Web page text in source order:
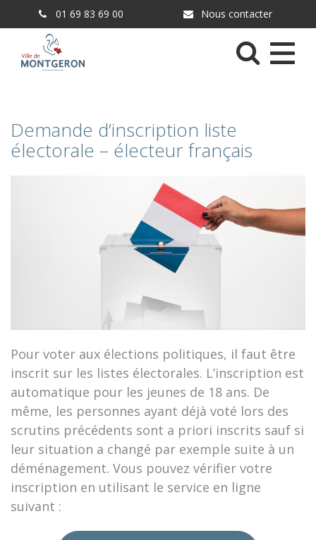
01 69 83 69 00 Nous contacter
Menu
Demande d’inscription liste
électorale – électeur français
Pour voter aux élections politiques, il faut être
inscrit sur les listes électorales. L’inscription est
automatique pour les jeunes de 18 ans. De
même, les personnes ayant déjà voté lors des
scrutins précédents sont a priori inscrits sauf si
leur situation a changé par exemple suite à un
déménagement. Vous pouvez vérifier votre
inscription en utilisant le service en ligne
suivant :